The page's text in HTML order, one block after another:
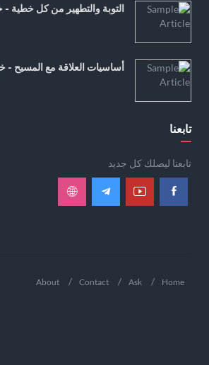
التوبة والتطهير من كل خطية -
أساسيات العلاقة مع المسيح -
تابعنا
تابعنا ليصلك كل جديد
Home
Ask
Contact
About